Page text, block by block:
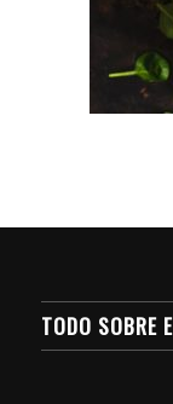
TODO SOBRE